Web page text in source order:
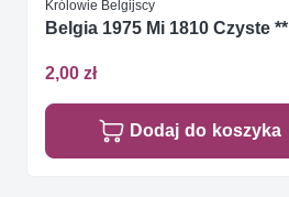
Królowie Belgijscy
Belgia 1975 Mi 1810 Czyste **
2,00 zł
Dodaj do koszyka